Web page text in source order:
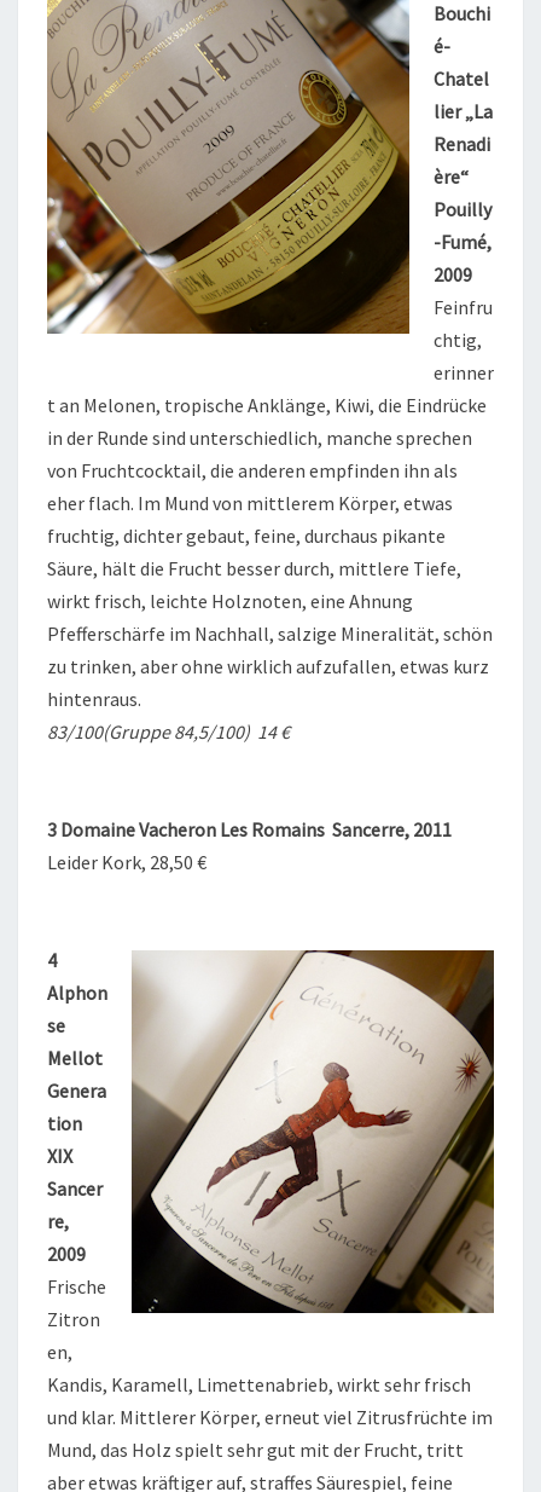
Bouchi
é-
Chatel
lier „La
Renadi
ère“
Pouilly
-Fumé,
2009
Feinfru
chtig,
erinner
t an Melonen, tropische Anklänge, Kiwi, die Eindrücke
in der Runde sind unterschiedlich, manche sprechen
von Fruchtcocktail, die anderen empfinden ihn als
eher flach. Im Mund von mittlerem Körper, etwas
fruchtig, dichter gebaut, feine, durchaus pikante
Säure, hält die Frucht besser durch, mittlere Tiefe,
wirkt frisch, leichte Holznoten, eine Ahnung
Pfefferschärfe im Nachhall, salzige Mineralität, schön
zu trinken, aber ohne wirklich aufzufallen, etwas kurz
hintenraus.
83/100(Gruppe 84,5/100) 14 €
3 Domaine Vacheron Les Romains Sancerre, 2011
Leider Kork, 28,50 €
4
Alphon
se
Mellot
Genera
tion
XIX
Sancer
re,
2009
Frische
Zitron
en,
Kandis, Karamell, Limettenabrieb, wirkt sehr frisch
und klar. Mittlerer Körper, erneut viel Zitrusfrüchte im
Mund, das Holz spielt sehr gut mit der Frucht, tritt
aber etwas kräftiger auf, straffes Säurespiel, feine